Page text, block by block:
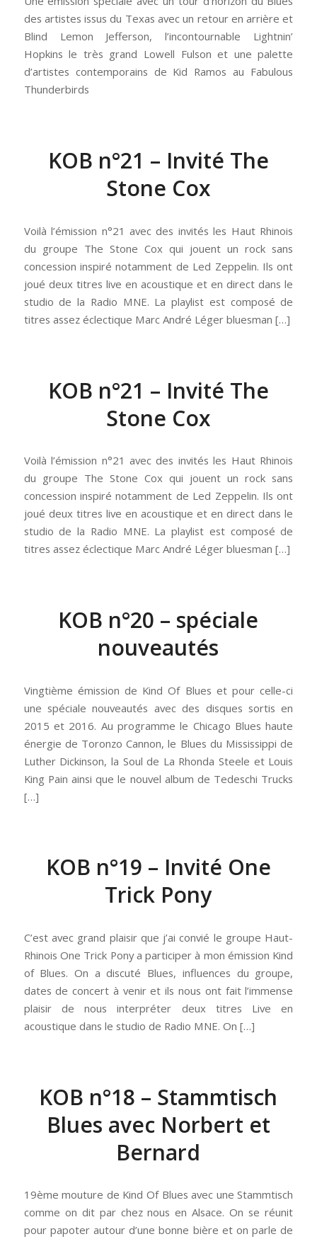
des artistes issus du Texas avec un retour en arrière et
Blind Lemon Jefferson, l’incontournable Lightnin’
Hopkins le très grand Lowell Fulson et une palette
d’artistes contemporains de Kid Ramos au Fabulous
Thunderbirds
KOB n°21 – Invité The
Stone Cox
Voilà l’émission n°21 avec des invités les Haut Rhinois
du groupe The Stone Cox qui jouent un rock sans
concession inspiré notamment de Led Zeppelin. Ils ont
joué deux titres live en acoustique et en direct dans le
studio de la Radio MNE. La playlist est composé de
titres assez éclectique Marc André Léger bluesman […]
KOB n°21 – Invité The
Stone Cox
Voilà l’émission n°21 avec des invités les Haut Rhinois
du groupe The Stone Cox qui jouent un rock sans
concession inspiré notamment de Led Zeppelin. Ils ont
joué deux titres live en acoustique et en direct dans le
studio de la Radio MNE. La playlist est composé de
titres assez éclectique Marc André Léger bluesman […]
KOB n°20 – spéciale
nouveautés
Vingtième émission de Kind Of Blues et pour celle-ci
une spéciale nouveautés avec des disques sortis en
2015 et 2016. Au programme le Chicago Blues haute
énergie de Toronzo Cannon, le Blues du Mississippi de
Luther Dickinson, la Soul de La Rhonda Steele et Louis
King Pain ainsi que le nouvel album de Tedeschi Trucks
[…]
KOB n°19 – Invité One
Trick Pony
C’est avec grand plaisir que j’ai convié le groupe Haut-
Rhinois One Trick Pony a participer à mon émission Kind
of Blues. On a discuté Blues, influences du groupe,
dates de concert à venir et ils nous ont fait l’immense
plaisir de nous interpréter deux titres Live en
acoustique dans le studio de Radio MNE. On […]
KOB n°18 – Stammtisch
Blues avec Norbert et
Bernard
19ème mouture de Kind Of Blues avec une Stammtisch
comme on dit par chez nous en Alsace. On se réunit
pour papoter autour d’une bonne bière et on parle de